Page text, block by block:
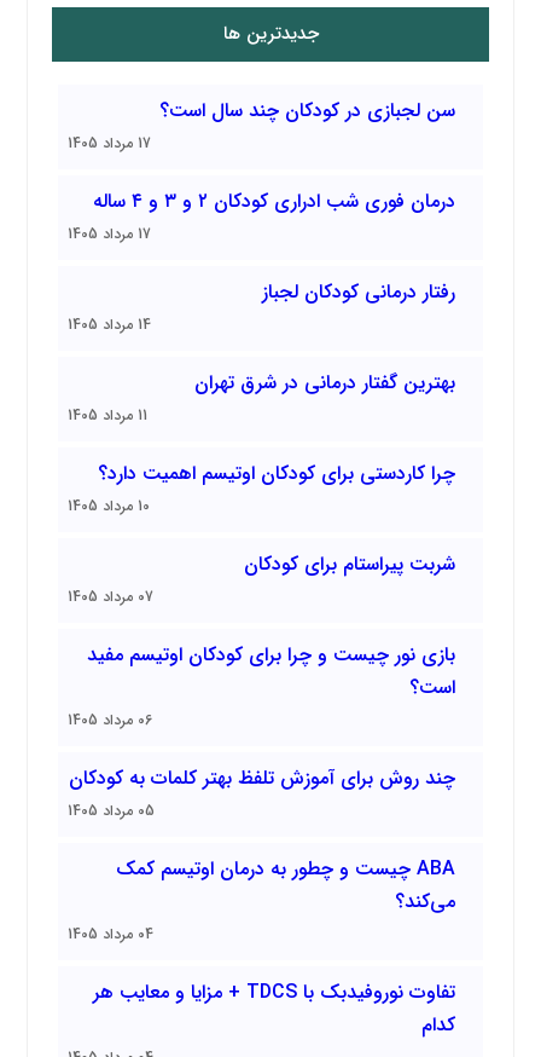
جدیدترین ها
سن لجبازی در کودکان چند سال است؟
17 مرداد 1405
درمان فوری شب ادراری کودکان ۲ و ۳ و ۴ ساله
17 مرداد 1405
رفتار درمانی کودکان لجباز
14 مرداد 1405
بهترین گفتار درمانی در شرق تهران
11 مرداد 1405
چرا کاردستی برای کودکان اوتیسم اهمیت دارد؟
10 مرداد 1405
شربت پیراستام برای کودکان
07 مرداد 1405
بازی نور چیست و چرا برای کودکان اوتیسم مفید
است؟
06 مرداد 1405
چند روش برای آموزش تلفظ بهتر کلمات به کودکان
05 مرداد 1405
ABA چیست و چطور به درمان اوتیسم کمک
می‌کند؟
04 مرداد 1405
تفاوت نوروفیدبک با TDCS + مزایا و معایب هر
کدام